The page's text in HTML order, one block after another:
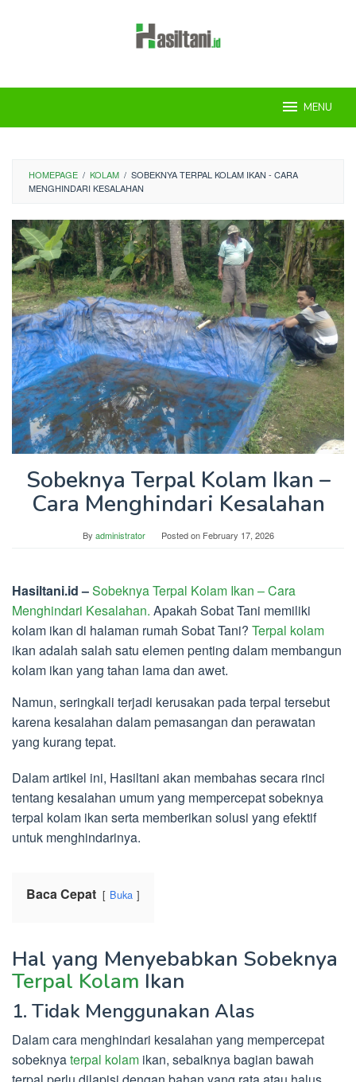
MENU
HOMEPAGE / KOLAM / SOBEKNYA TERPAL KOLAM IKAN - CARA
MENGHINDARI KESALAHAN
Sobeknya Terpal Kolam Ikan –
Cara Menghindari Kesalahan
By administrator Posted on February 17, 2026
Hasiltani.id –Sobeknya Terpal Kolam Ikan – Cara
Menghindari Kesalahan. Apakah Sobat Tani memiliki
kolam ikan di halaman rumah Sobat Tani? Terpal kolam
ikan adalah salah satu elemen penting dalam membangun
kolam ikan yang tahan lama dan awet.
Namun, seringkali terjadi kerusakan pada terpal tersebut
karena kesalahan dalam pemasangan dan perawatan
yang kurang tepat.
Dalam artikel ini, Hasiltani akan membahas secara rinci
tentang kesalahan umum yang mempercepat sobeknya
terpal kolam ikan serta memberikan solusi yang efektif
untuk menghindarinya.
Baca Cepat Buka
Hal yang Menyebabkan Sobeknya
Terpal Kolam Ikan
1. Tidak Menggunakan Alas
Dalam cara menghindari kesalahan yang mempercepat
sobeknyaterpal kolam ikan, sebaiknya bagian bawah